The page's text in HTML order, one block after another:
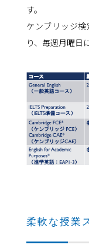
す。
ケンブリッジ検
り、毎週月曜日
柔軟な授業